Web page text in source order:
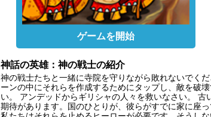
ゲームを開始
神話の英雄：神の戦士の紹介
神の戦士たちと一緒に寺院を守りながら敗れないでく
ーンの中にそれらを作成するためにタップし、敵を破
い。 アンデッドからギリシャの人々を救いなさい。
期待があります。国のひとりが、彼らがすでに家に座